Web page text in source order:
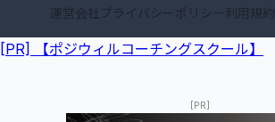
運営会社プライバシーポリシー 利用規約
[PR] 【ポジウィルコーチングスクール】
[PR]